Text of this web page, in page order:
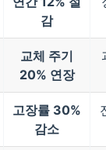
감
교체 주기
20% 연장
고장률 30%
감소